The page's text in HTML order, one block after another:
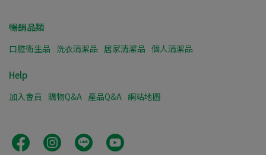
暢銷品類
口腔衛生品 洗衣清潔品 居家清潔品 個人清潔品
Help
加入會員 購物Q&A 產品Q&A 網站地圖